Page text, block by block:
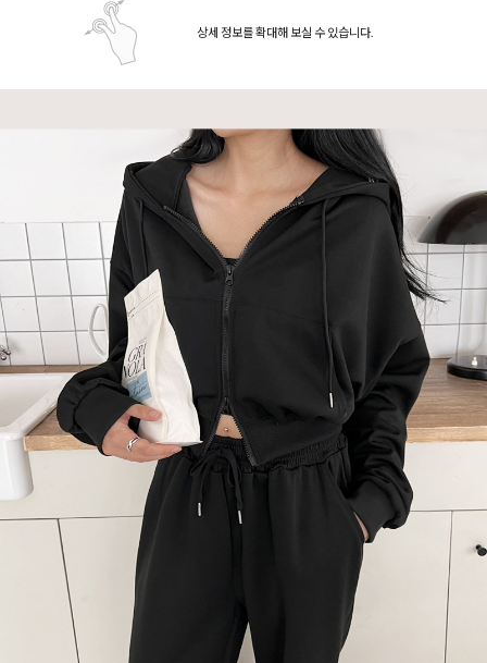
상세 정보를 확대해 보실 수 있습니다.